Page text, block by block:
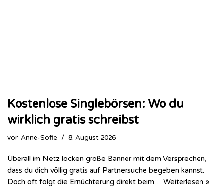
Kostenlose Singlebörsen: Wo du
wirklich gratis schreibst
von Anne-Sofie 8. August 2026
Überall im Netz locken große Banner mit dem Versprechen,
dass du dich völlig gratis auf Partnersuche begeben kannst.
Doch oft folgt die Ernüchterung direkt beim… Weiterlesen »